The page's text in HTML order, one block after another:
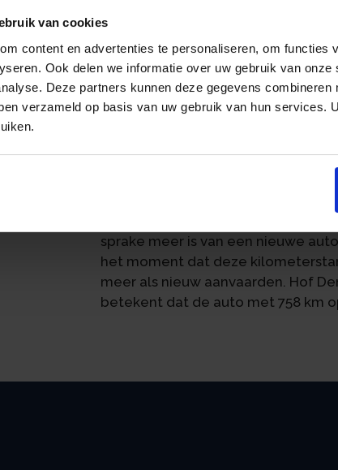
van cookies
content en advertenties te personaliseren, om functies
Ook delen we informatie over uw gebruik van
Deze partners kunnen deze gegevens
verzameld op basis van uw gebruik van hun services.
van
Een personenauto met op het
de rechtbank Den Haag
nieuw aan de invoerder geleverd.
de auto van de plaats van
arrest van de Hoge Raad. Daaruit
van de registratie niet ter zake
In hoger beroep oordeelde Hof
arrest ging het om een auto
gereden. Dat aantal kilometers
niet of nauwelijks gebruikt. De
sprake meer is van een nieuwe
het moment dat deze
meer als nieuw aanvaarden. Hof
betekent dat de auto met 758 km